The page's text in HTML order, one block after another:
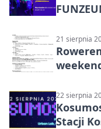
21 sierpnia
22 sierpnia
Stacji